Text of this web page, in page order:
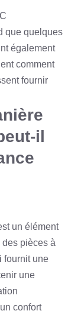
que quelques
également
comment
fournir
il
un élément
pièces à
fournit une
une
confort